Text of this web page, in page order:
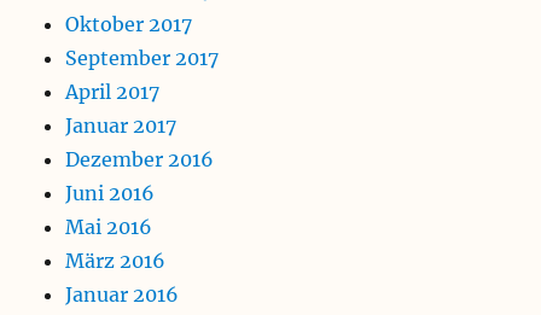
Oktober 2017
September 2017
April 2017
Januar 2017
Dezember 2016
Juni 2016
Mai 2016
März 2016
Januar 2016